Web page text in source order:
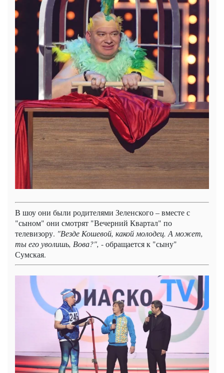
В шоу они были родителями Зеленского – вместе с
"сыном" они смотрят "Вечерний Квартал" по
телевизору. "Везде Кошевой, какой молодец. А может,
ты его уволишь, Вова?", - обращается к "сыну"
Сумская.